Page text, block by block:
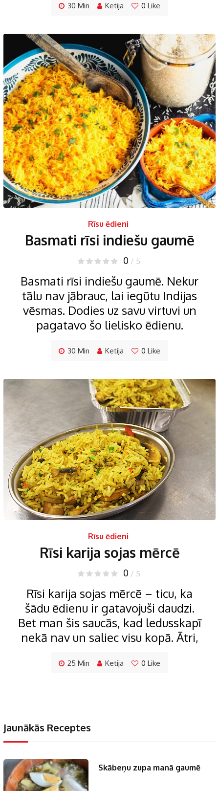
30 Min Ketija 0 Like
Rīsu ēdieni
Basmati rīsi indiešu gaumē
0 / 5
Basmati rīsi indiešu gaumē. Nekur
tālu nav jābrauc, lai iegūtu Indijas
vēsmas. Dodies uz savu virtuvi un
pagatavo šo lielisko ēdienu.
30 Min Ketija 0 Like
Rīsu ēdieni
Rīsi karija sojas mērcē
0 / 5
Rīsi karija sojas mērcē – ticu, ka
šādu ēdienu ir gatavojuši daudzi.
Bet man šis saucās, kad ledusskapī
nekā nav un saliec visu kopā. Ātri,
25 Min Ketija 0 Like
Jaunākās Receptes
Skābeņu zupa manā gaumē